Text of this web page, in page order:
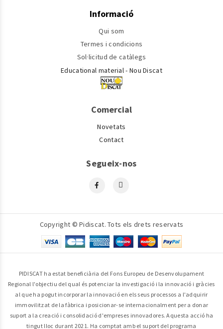
Informació
Qui som
Termes i condicions
Sol·licitud de catàlegs
Educational material - Nou Discat
Comercial
Novetats
Contact
Segueix-nos
Copyright © Pidiscat. Tots els drets reservats
PIDISCAT ha estat beneficiària del Fons Europeu de Desenvolupament
Regional l'objectiu del qual és potenciar la investigació i la innovació i gràcies
al que ha pogut incorporar la innovació en els seus processos a l'adquirir
immovilitzat de la fàbrica i posicionar-se internacionalment per a donar
suport a la creació i consolidació d'empreses innovadores. Aquesta acció ha
tingut lloc durant 2021. Ha comptat amb el suport del programa